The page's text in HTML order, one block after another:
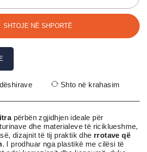
SHTOJE NË SHPORTË
Shto në krahasim
përbën zgjidhjen ideale për
dhe materialeve të riciklueshme,
dizajnit të tij praktik dhe rrotave që
. I prodhuar nga plastikë me cilësi të